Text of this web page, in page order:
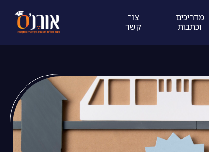
מדריכים
וכתבות
צור
קשר